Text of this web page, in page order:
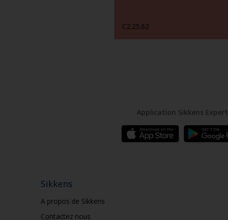
C2.25.62
Application Sikkens Expert
Sikkens
A propos de Sikkens
Contactez nous